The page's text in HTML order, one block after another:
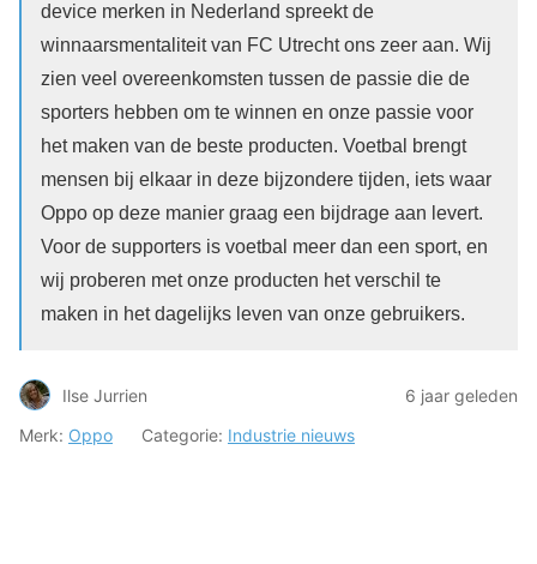
device merken in Nederland spreekt de
winnaarsmentaliteit van FC Utrecht ons zeer aan. Wij
zien veel overeenkomsten tussen de passie die de
sporters hebben om te winnen en onze passie voor
het maken van de beste producten. Voetbal brengt
mensen bij elkaar in deze bijzondere tijden, iets waar
Oppo op deze manier graag een bijdrage aan levert.
Voor de supporters is voetbal meer dan een sport, en
wij proberen met onze producten het verschil te
maken in het dagelijks leven van onze gebruikers.
Ilse Jurrien
6 jaar geleden
Merk: Oppo Categorie: Industrie nieuws